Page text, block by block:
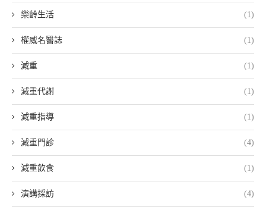
樂齡生活 (1)
權威名醫誌 (1)
減重 (1)
減重代謝 (1)
減重指導 (1)
減重門診 (4)
減重飲食 (1)
演講採訪 (4)